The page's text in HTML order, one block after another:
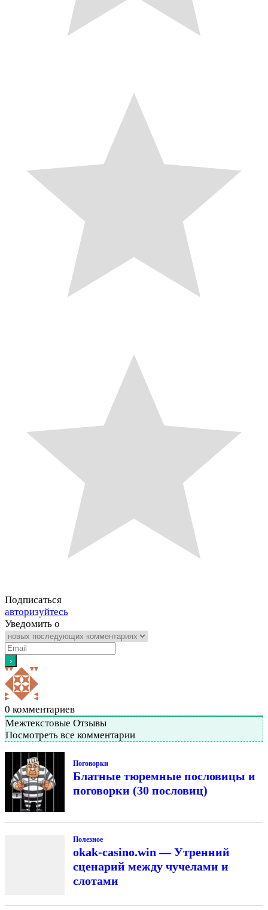
Подписаться
авторизуйтесь
Уведомить о
0 комментариев
Межтекстовые Отзывы
Посмотреть все комментарии
Поговорки
Блатные тюремные пословицы и
поговорки (30 пословиц)
Полезное
okak-casino.win — Утренний
сценарий между чучелами и
слотами